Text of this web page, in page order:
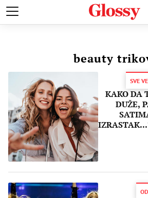
POZNATI MODA I LEPOTA
beauty
SVE
KAKO DA
DUŽE,